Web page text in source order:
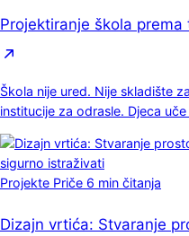
Projektiranje škola
Škola nije ured. Nije skladište
institucije za odrasle. Djeca
Projekte Priče 6 min čitanja
Dizajn vrtića: Stvaranje